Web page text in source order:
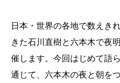
日本・世界の各地で数えき
きた石川直樹と六本木で夜
催します。今回はじめて語
通じて、六本木の夜と朝を